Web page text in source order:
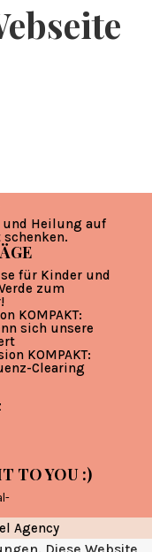
und Heilung auf
für Kinder und
zum
KOMPAKT:
sich unsere
KOMPAKT:
Clearing
TO YOU :)
Agency